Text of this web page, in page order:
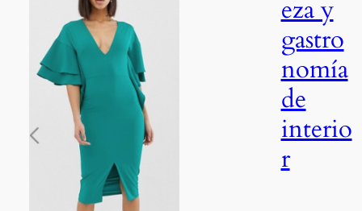
eza y
gastro
nomía
de
interio
r